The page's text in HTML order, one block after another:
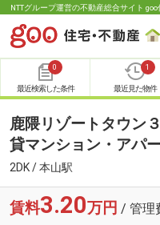
NTTグループ運営の不動産総合サイト
0
最近検索した条件
1
最近見た物件
鹿隈リゾートタウン
貸マンション・アパ
2DK / 本山駅
賃料3.20万円 / 管理